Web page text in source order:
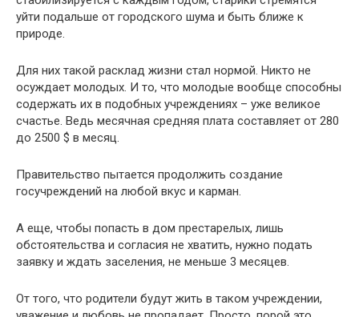
уйти подальше от городского шума и быть ближе к
природе.
Для них такой расклад жизни стал нормой. Никто не
осуждает молодых. И то, что молодые вообще способны
содержать их в подобных учреждениях – уже великое
счастье. Ведь месячная средняя плата составляет от 280
до 2500 $ в месяц.
Правительство пытается продолжить создание
госучреждений на любой вкус и карман.
А еще, чтобы попасть в дом престарелых, лишь
обстоятельства и согласия не хватить, нужно подать
заявку и ждать заселения, не меньше 3 месяцев.
От того, что родители будут жить в таком учреждении,